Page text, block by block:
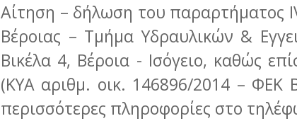
Αίτηση – δήλωση του παραρτήματος
Βέροιας – Τμήμα Υδραυλικών &
Βικέλα 4, Βέροια - Ισόγειο, καθώς
(ΚΥΑ αριθμ. οικ. 146896/2014 – ΦΕΚ
περισσότερες πληροφορίες στo